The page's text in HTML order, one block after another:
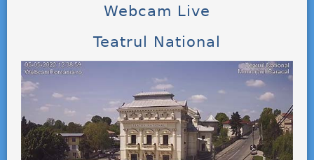
Webcam Live
Teatrul National